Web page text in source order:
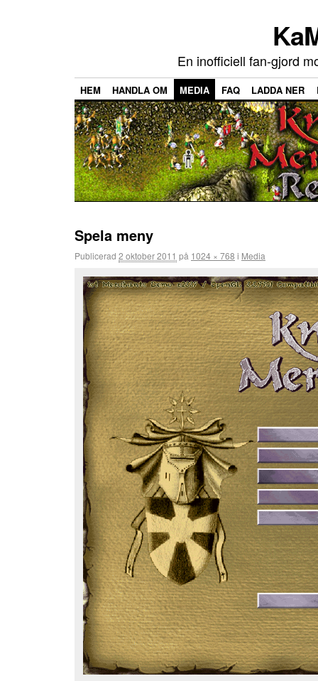
En inofficiell fan-gjord
HEM HANDLA OM MEDIA FAQ LADDA NER
Spela meny
Publicerad 2 oktober 2011 på 1024 × 768 i Media